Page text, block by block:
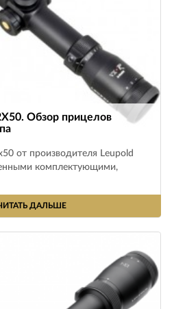
Обзор прицелов
от производителя Leupold
комплектующими,
ДАЛЬШЕ